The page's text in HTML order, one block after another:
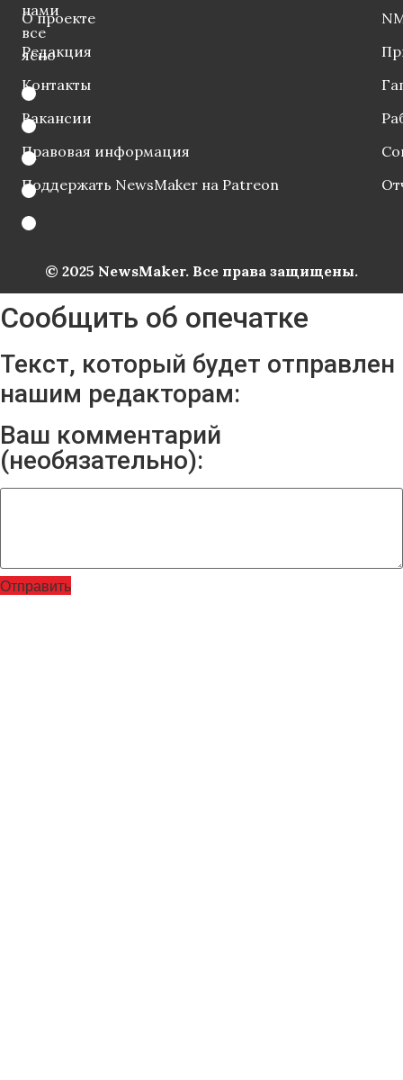
нами
все
ясно
О проекте
Редакция
Контакты
Вакансии
Правовая информация
Поддержать NewsMaker на Patreon
© 2025 NewsMaker. Все права защищены.
Сообщить об опечатке
Текст, который будет отправлен
нашим редакторам:
Ваш комментарий
(необязательно):
Отправить